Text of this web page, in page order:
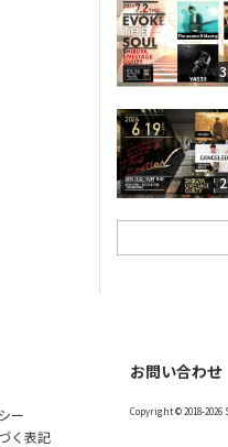
ー
く表記
お問い合わせ
Copyright © 2018-2026